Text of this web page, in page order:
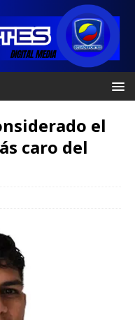
el
caro del